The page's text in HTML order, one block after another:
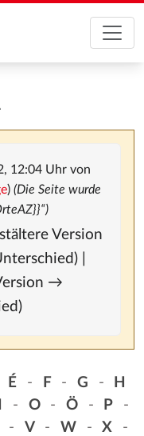
12:04 Uhr von
) (Die Seite wurde
Version
|
→
É - F - G -
H
- O - Ö - P
-
- V - W - X
-